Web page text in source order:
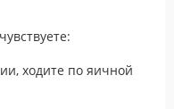
ходите по яичной